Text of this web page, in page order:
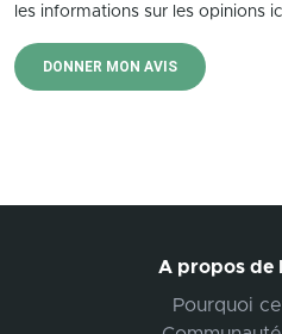
les informations sur les opinions
DONNER MON AVIS
A propos de
Pourquoi